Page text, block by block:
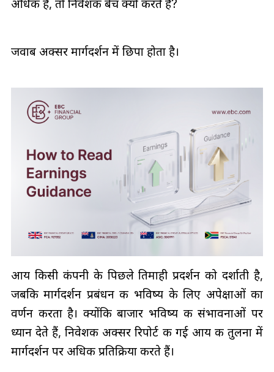
अधिक है, तो निवेशक बेच क्यों करते हैं?
जवाब अक्सर मार्गदर्शन में छिपा होता है।
आय किसी कंपनी के पिछले तिमाही प्रदर्शन को दर्शाती है,
जबकि मार्गदर्शन प्रबंधन की भविष्य के लिए अपेक्षाओं का
वर्णन करता है। क्योंकि बाजार भविष्य की संभावनाओं पर
ध्यान देते हैं, निवेशक अक्सर रिपोर्ट की गई आय की तुलना में
मार्गदर्शन पर अधिक प्रतिक्रिया करते हैं।